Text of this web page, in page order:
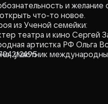
и
что-то новое.
из Ученой семейки:
театра и кино Сергей
артистка РФ Ольга
участник